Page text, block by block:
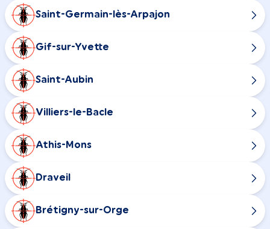
Saint-Germain-lès-Arpajon
Gif-sur-Yvette
Saint-Aubin
Villiers-le-Bacle
Athis-Mons
Draveil
Brétigny-sur-Orge